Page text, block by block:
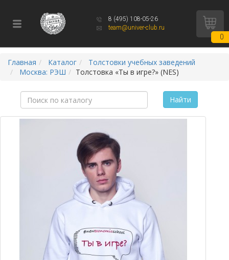
8 (495) 108-05-26
team@univer-club.ru
0
Главная Каталог
Толстовки учебных заведений
Москва: РЭШ
Толстовка «Ты в игре?» (NES)
Найти